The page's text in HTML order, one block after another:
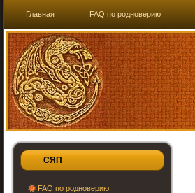
Главная FAQ по родноверию
СЯП
FAQ по родноверию